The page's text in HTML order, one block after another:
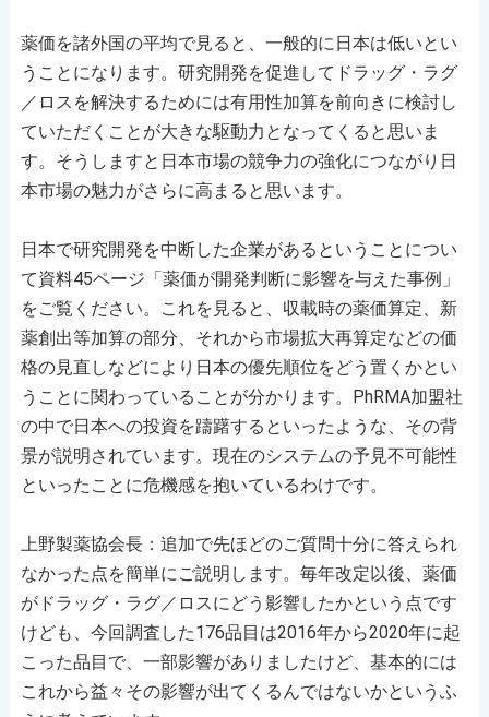
薬価を諸外国の平均で見ると、一般的に日本は低いとい
うことになります。研究開発を促進してドラッグ・ラグ
／ロスを解決するためには有用性加算を前向きに検討し
ていただくことが大きな駆動力となってくると思いま
す。そうしますと日本市場の競争力の強化につながり日
本市場の魅力がさらに高まると思います。
日本で研究開発を中断した企業があるということについ
て資料45ページ「薬価が開発判断に影響を与えた事例」
をご覧ください。これを見ると、収載時の薬価算定、新
薬創出等加算の部分、それから市場拡大再算定などの価
格の見直しなどにより日本の優先順位をどう置くかとい
うことに関わっていることが分かります。PhRMA加盟社
の中で日本への投資を躊躇するといったような、その背
景が説明されています。現在のシステムの予見不可能性
といったことに危機感を抱いているわけです。
上野製薬協会長：追加で先ほどのご質問十分に答えられ
なかった点を簡単にご説明します。毎年改定以後、薬価
がドラッグ・ラグ／ロスにどう影響したかという点です
けども、今回調査した176品目は2016年から2020年に起
こった品目で、一部影響がありましたけど、基本的には
これから益々その影響が出てくるんではないかというふ